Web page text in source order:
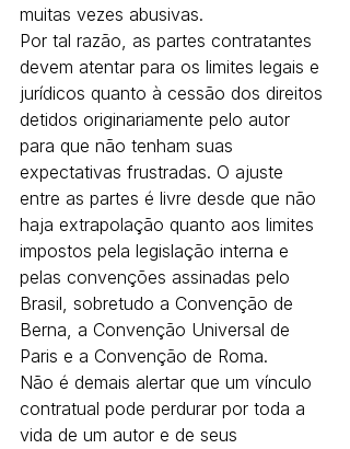
muitas vezes abusivas.
Por tal razão, as partes contratantes
devem atentar para os limites legais e
jurídicos quanto à cessão dos direitos
detidos originariamente pelo autor
para que não tenham suas
expectativas frustradas. O ajuste
entre as partes é livre desde que não
haja extrapolação quanto aos limites
impostos pela legislação interna e
pelas convenções assinadas pelo
Brasil, sobretudo a Convenção de
Berna, a Convenção Universal de
Paris e a Convenção de Roma.
Não é demais alertar que um vínculo
contratual pode perdurar por toda a
vida de um autor e de seus